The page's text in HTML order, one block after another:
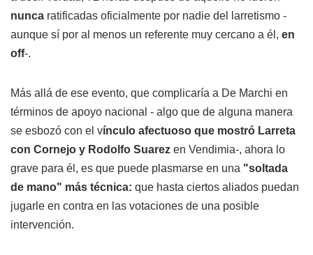
nunca ratificadas oficialmente por nadie del larretismo -
aunque sí por al menos un referente muy cercano a él, en
off-.
Más allá de ese evento, que complicaría a De Marchi en
términos de apoyo nacional - algo que de alguna manera
se esbozó con el vínculo afectuoso que mostró Larreta
con Cornejo y Rodolfo Suarez en Vendimia-, ahora lo
grave para él, es que puede plasmarse en una "soltada
de mano" más técnica: que hasta ciertos aliados puedan
jugarle en contra en las votaciones de una posible
intervención.